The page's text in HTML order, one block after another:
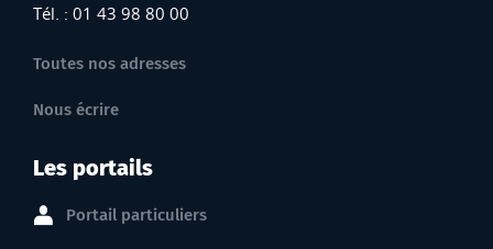
Tél. : 01 43 98 80 00
Toutes nos adresses
Nous écrire
Les portails
Portail particuliers